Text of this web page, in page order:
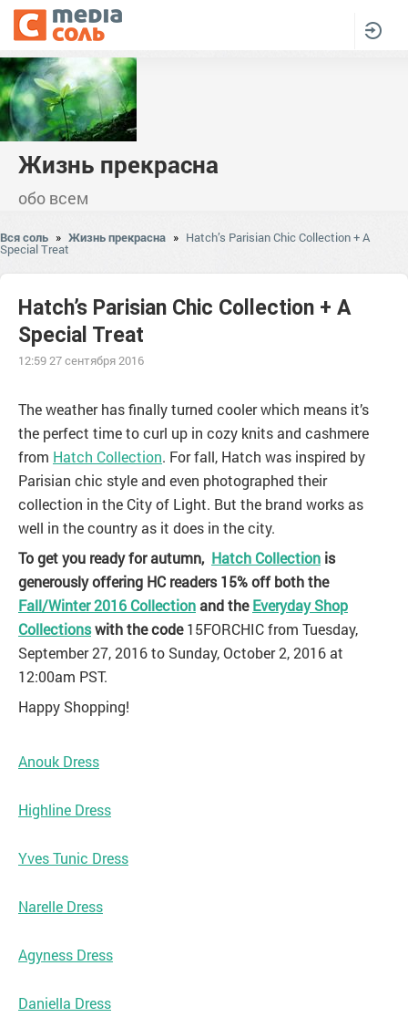
Жизнь прекрасна
обо всем
Вся соль » Жизнь прекрасна » Hatch’s Parisian Chic Collection + A
Special Treat
Hatch’s Parisian Chic Collection + A
Special Treat
12:59 27 сентября 2016
The weather has finally turned cooler which means it’s
the perfect time to curl up in cozy knits and cashmere
from Hatch Collection. For fall, Hatch was inspired by
Parisian chic style and even photographed their
collection in the City of Light. But the brand works as
well in the country as it does in the city.
To get you ready for autumn, Hatch Collection is
generously offering HC readers 15% off both the
Fall/Winter 2016 Collectionand theEveryday Shop
Collectionswith the code15FORCHIC from Tuesday,
September 27, 2016 to Sunday, October 2, 2016 at
12:00am PST.
Happy Shopping!
Anouk Dress
Highline Dress
Yves Tunic Dress
Narelle Dress
Agyness Dress
Daniella Dress